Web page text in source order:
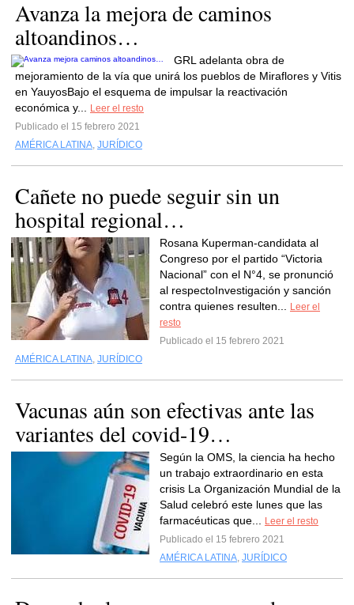
Avanza la mejora de caminos
altoandinos…
GRL adelanta obra de
mejoramiento de la vía que unirá los pueblos de Miraflores y Vitis
en YauyosBajo el esquema de impulsar la reactivación
económica y...
Leer el resto
Publicado el 15 febrero 2021
AMÉRICA LATINA, JURÍDICO
Cañete no puede seguir sin un
hospital regional…
Rosana Kuperman-candidata al
Congreso por el partido “Victoria
Nacional” con el N°4, se pronunció
al respectoInvestigación y sanción
contra quienes resulten...
Leer el
resto
Publicado el 15 febrero 2021
AMÉRICA LATINA, JURÍDICO
Vacunas aún son efectivas ante las
variantes del covid-19…
Según la OMS, la ciencia ha hecho
un trabajo extraordinario en esta
crisis La Organización Mundial de la
Salud celebró este lunes que las
farmacéuticas que...
Leer el resto
Publicado el 15 febrero 2021
AMÉRICA LATINA, JURÍDICO